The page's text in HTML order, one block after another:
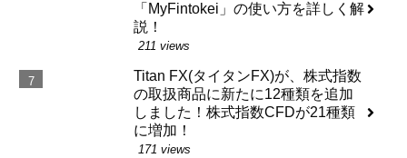
「MyFintokei」の使い方を詳しく解
説！
211 views
Titan FX(タイタンFX)が、株式指数
の取扱商品に新たに12種類を追加
しました！株式指数CFDが21種類
に増加！
171 views